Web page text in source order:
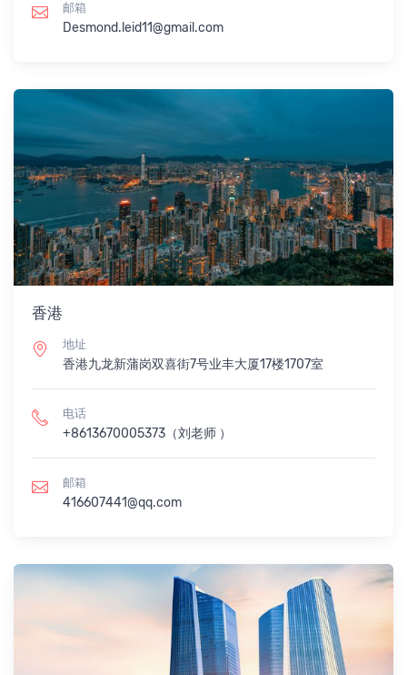
邮箱
Desmond.leid11@gmail.com
香港
地址
香港九龙新蒲岗双喜街7号业丰大厦17楼1707室
电话
+8613670005373（刘老师 ）
邮箱
416607441@qq.com